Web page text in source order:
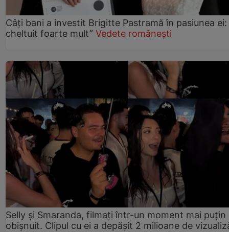
Câți bani a investit Brigitte Pastramă în pasiunea ei:
cheltuit foarte mult” Vedete românești
Selly și Smaranda, filmați într-un moment mai puțin
obișnuit. Clipul cu ei a depășit 2 milioane de